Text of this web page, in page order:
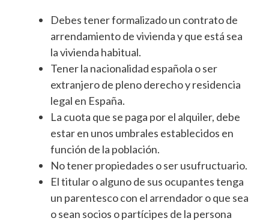
Debes tener formalizado un contrato de
arrendamiento de vivienda y que está sea
la vivienda habitual.
Tener la nacionalidad española o ser
extranjero de pleno derecho y residencia
legal en España.
La cuota que se paga por el alquiler, debe
estar en unos umbrales establecidos en
función de la población.
No tener propiedades o ser usufructuario.
El titular o alguno de sus ocupantes tenga
un parentesco con el arrendador o que sea
o sean socios o partícipes de la persona